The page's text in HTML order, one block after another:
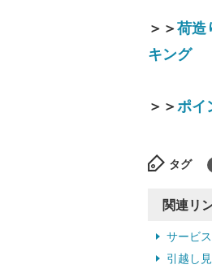
＞＞荷造
キング
＞＞ポイ
タグ
関連リ
サービ
引越し